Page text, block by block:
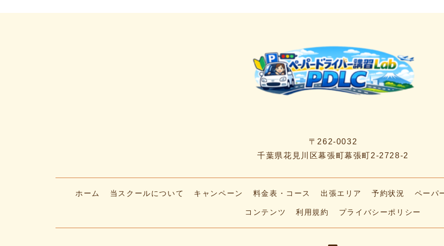
〒262-0032
千葉県花見川区幕張町幕張町2-2728-2
ホーム 当スクールについて キャンペーン 料金表・コース 出張エリア 予約状況 ペーパ
コンテンツ 利用規約 プライバシーポリシー